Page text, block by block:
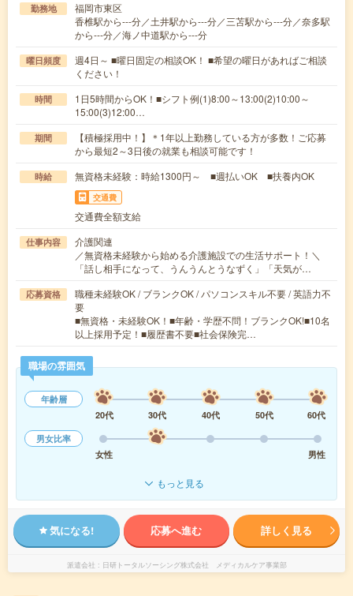
勤務地
福岡市東区
香椎駅から---分／土井駅から---分／三苫駅から---分／奈多駅
から---分／海ノ中道駅から---分
曜日頻度
週4日～ ■曜日固定の相談OK！ ■希望の曜日があればご相談
ください！
時間
1日5時間からOK！■シフト例(1)8:00～13:00(2)10:00～
15:00(3)12:00…
期間
【積極採用中！】＊1年以上勤務している方が多数！ご応募
から最短2～3日後の就業も相談可能です！
時給 無資格未経験：時給1300円～ ■週払いOK ■扶養内OK
交通費
交通費全額支給
仕事内容
介護関連
／無資格未経験から始める介護施設での生活サポート！＼
「話し相手になって、うんうんとうなずく」「天気が…
応募資格
職種未経験OK / ブランクOK / パソコンスキル不要 / 英語力不
要
■無資格・未経験OK！■年齢・学歴不問！ブランクOK!■10名
以上採用予定！■履歴書不要■社会保険完…
職場の雰囲気
年齢層
20代
30代 40代 50代
60代
男女比率
女性
男性
もっと見る
気になる! 応募へ進む 詳しく見る
派遣会社 日研トータルソーシング株式会社 メディカルケア事業部